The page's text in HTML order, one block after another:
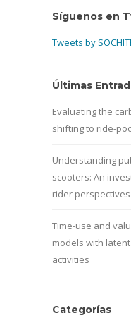
Síguenos en
Tweets by
Últimas
Evaluating the
shifting to ride-
Understanding
scooters: An
rider perspectives
Time-use and
models with
activities
Categorías